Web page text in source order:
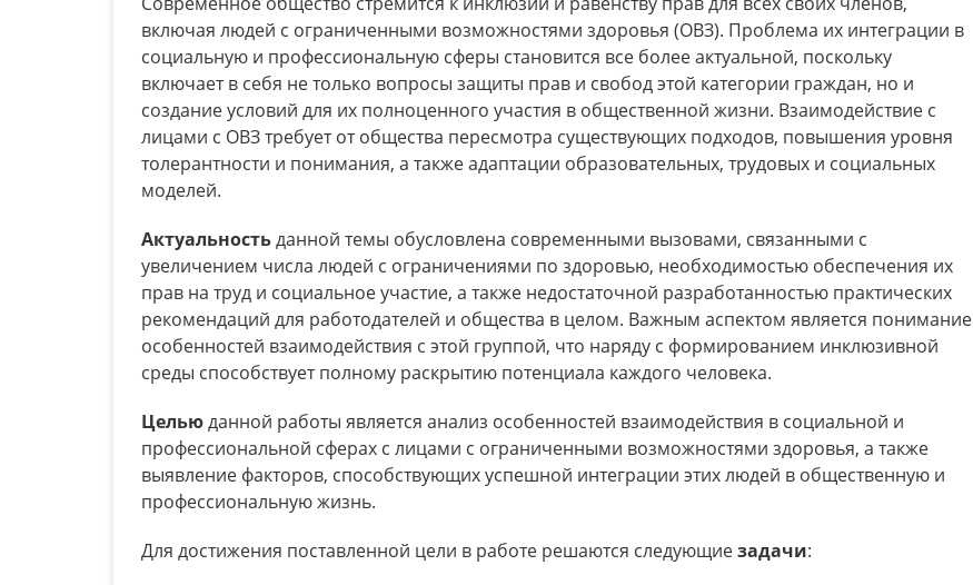
включая людей с ограниченными возможностями здоровья (ОВЗ). Проблема их интеграции в
социальную и профессиональную сферы становится все более актуальной, поскольку
включает в себя не только вопросы защиты прав и свобод этой категории граждан, но и
создание условий для их полноценного участия в общественной жизни. Взаимодействие с
лицами с ОВЗ требует от общества пересмотра существующих подходов, повышения уровня
толерантности и понимания, а также адаптации образовательных, трудовых и социальных
моделей.
Актуальностьданной темы обусловлена современными вызовами, связанными с
увеличением числа людей с ограничениями по здоровью, необходимостью обеспечения их
прав на труд и социальное участие, а также недостаточной разработанностью практических
рекомендаций для работодателей и общества в целом. Важным аспектом является понимание
особенностей взаимодействия с этой группой, что наряду с формированием инклюзивной
среды способствует полному раскрытию потенциала каждого человека.
Цельюданной работы является анализ особенностей взаимодействия в социальной и
профессиональной сферах с лицами с ограниченными возможностями здоровья, а также
выявление факторов, способствующих успешной интеграции этих людей в общественную и
профессиональную жизнь.
Для достижения поставленной цели в работе решаются следующиезадачи: